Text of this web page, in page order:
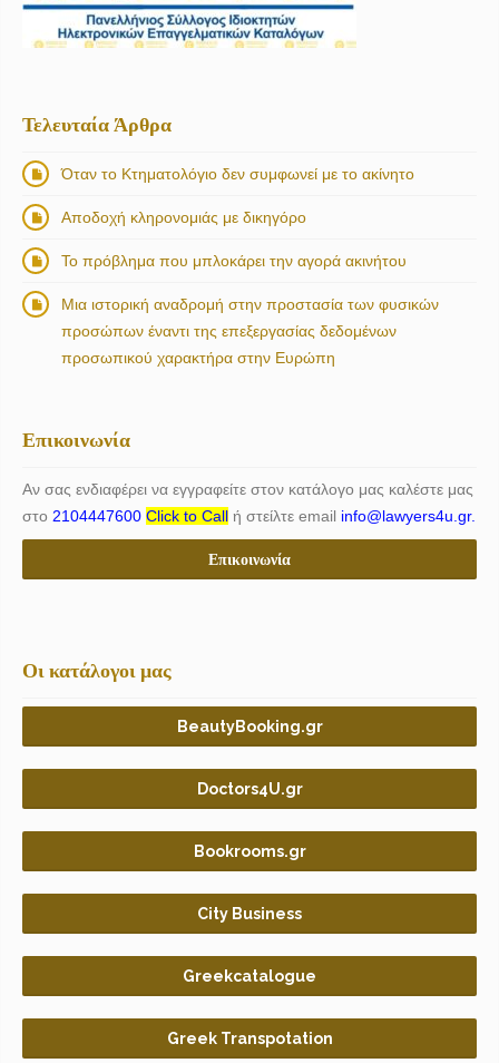
Τελευταία Άρθρα
Όταν το Κτηματολόγιο δεν συμφωνεί με το ακίνητο
Αποδοχή κληρονομιάς με δικηγόρο
Το πρόβλημα που μπλοκάρει την αγορά ακινήτου
Μια ιστορική αναδρομή στην προστασία των φυσικών
προσώπων έναντι της επεξεργασίας δεδομένων
προσωπικού χαρακτήρα στην Ευρώπη
Επικοινωνία
Αν σας ενδιαφέρει να εγγραφείτε στον κατάλογο μας καλέστε μας
στο 2104447600 Click to Call ή στείλτε email info@lawyers4u.gr.
Επικοινωνία
Οι κατάλογοι μας
BeautyBooking.gr
Doctors4U.gr
Bookrooms.gr
City Business
Greekcatalogue
Greek Transpotation